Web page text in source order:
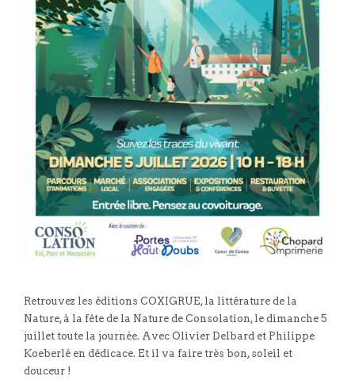
Retrouvez les éditions COXIGRUE, la littérature de la
Nature, à la fête de la Nature de Consolation, le dimanche 5
juillet toute la journée. Avec Olivier Delbard et Philippe
Koeberlé en dédicace. Et il va faire très bon, soleil et
douceur !